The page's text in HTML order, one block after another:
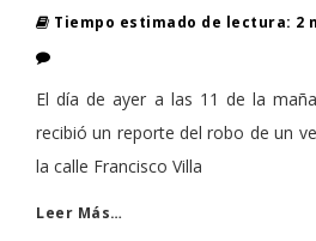
Tiempo estimado de lectura: 2
El día de ayer a las 11 de la
recibió un reporte del robo de un
la calle Francisco Villa
Leer Más…